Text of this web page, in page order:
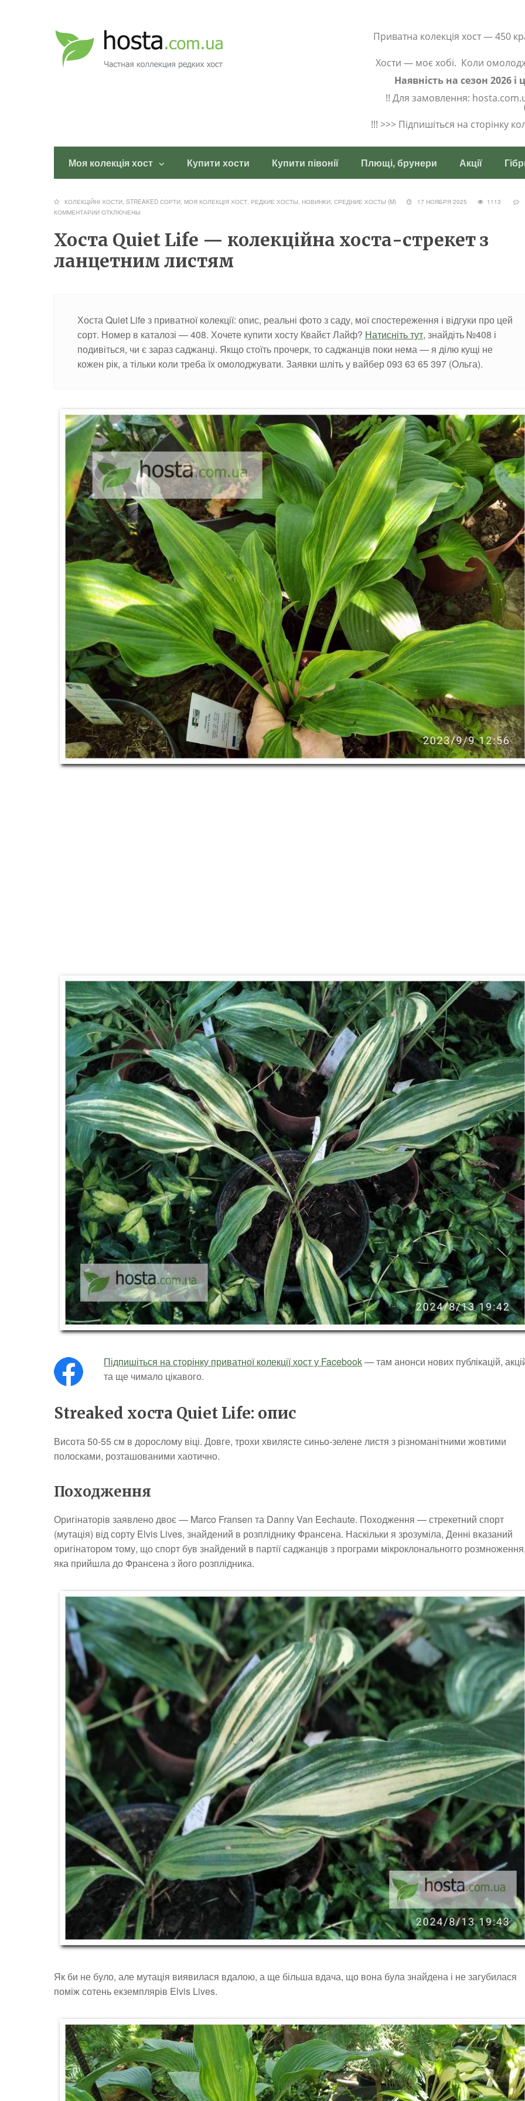
Приватна колекція хост — 450
Хости — моє хобі. Коли
Наявність на сезон 2026
!! Для замовлення:
!!! >>> Підпишіться на сторінку
Моя колекція хост Купити хости Купити півонії Плющі, брунери Акції
КОЛЕКЦІЙНІ ХОСТИ, STREAKED СОРТИ, МОЯ КОЛЕКЦІЯ ХОСТ, РЕДКИЕ ХОСТЫ, НОВИНКИ, СРЕДНИЕ ХОСТЫ (M) 17 НОЯБРЯ 2025
1113
КОММЕНТАРИИ ОТКЛЮЧЕНЫ
Хоста Quiet Life — колекційна хоста-стрекет з
ланцетним листям
Хоста Quiet Life з приватної колекції: опис, реальні фото з саду, мої спостереження і відгуки про цей
сорт. Номер в каталозі — 408. Хочете купити хосту Квайєт Лайф? Натисніть тут, знайдіть №408 і
подивіться, чи є зараз саджанці. Якщо стоїть прочерк, то саджанців поки нема — я ділю кущі не
кожен рік, а тільки коли треба їх омолоджувати. Заявки шліть у вайбер 093 63 65 397 (Ольга).
Підпишіться на сторінку приватної колекції хост у Facebook— там анонси нових публікацій,
та ще чимало цікавого.
Streaked хоста Quiet Life: опис
Висота 50-55 см в дорослому віці. Довге, трохи хвилясте синьо-зелене листя з різноманітними жовтими
полосками, розташованими хаотично.
Походження
Оригінаторів заявлено двоє — Marco Fransen та Danny Van Eechaute. Походження — стрекетний спорт
(мутація) від сорту Elvis Lives, знайдений в розпліднику Франсена. Наскільки я зрозуміла, Денні вказаний
оригінатором тому, що спорт був знайдений в партії саджанців з програми мікроклональногго
яка прийшла до Франсена з його розплідника.
Як би не було, але мутація виявилася вдалою, а ще більша вдача, що вона була знайдена і не загубилася
поміж сотень екземплярів Elvis Lives.